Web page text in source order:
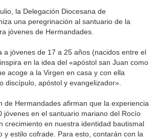
la Delegación Diocesana de
una peregrinación al santuario de la
jóvenes de Hermandades.
a jóvenes de 17 a 25 años (nacidos entre el
en la idea del «apóstol san Juan como
acoge a la Virgen en casa y con ella
discípulo, apóstol y evangelizador».
de Hermandades afirman que la experiencia
jóvenes en el santuario mariano del Rocío
crecimiento en nuestra identidad bautismal
y estilo cofrade. Para esto, contarán con la